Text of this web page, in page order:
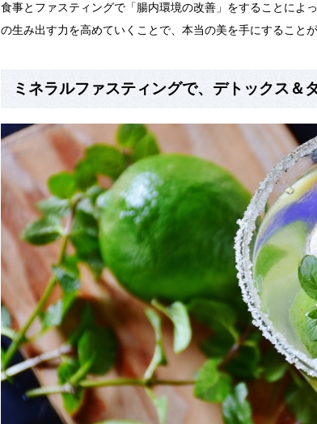
食事とファスティングで「腸内環境の改善」をすることによ
の生み出す力を高めていくことで、本当の美を手にすること
ミネラルファスティングで、デトックス＆